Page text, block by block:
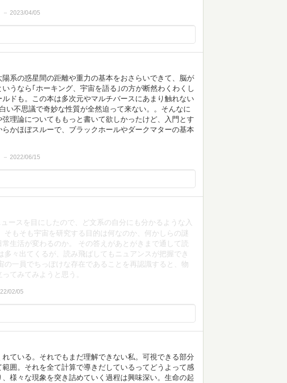
2023/04/05
系の惑星間の距離や重力の基本をおさらいできて、脳が
うなら｢ホーキング、宇宙を語る｣の方が断然わくわくし
ドも。この本は多次元やマルチバースにあまり触れない
い不思議で奇妙な性質が全然迫って来ない。。そんなに
理論についてももっと書いて欲しかったけど、入門とす
かほぼスルーで、ブラックホールやダークマターの基本
2022/06/15
ースを目にしたので、ど文系の自分にも分かるような入
そもそも宇宙を研究する目的は何なのか、何かしらの謎
生活が変わるのか。 その答えがあとがきまで通して読
多々出てくるが、読み飛ばしてもニュアンスが把握でき
の一員でちっぽけな存在であることを再認識すると、物
てみてみようと思う。
02/05
ている。それでもまだ理解できない私。可視できる部分
囲。それを全て計算で導きだしているってどうよって感
様々な現象を突き詰めていく過程は興味深い。生命の起